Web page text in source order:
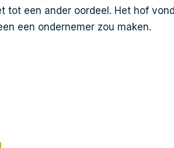
tot een ander oordeel. Het hof
een ondernemer zou maken.